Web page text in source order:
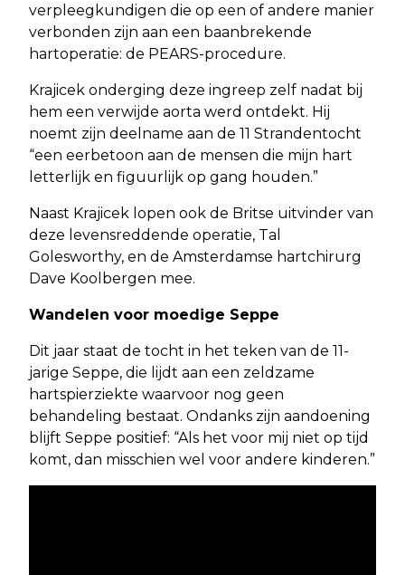
verpleegkundigen die op een of andere manier
verbonden zijn aan een baanbrekende
hartoperatie: de PEARS-procedure.
Krajicek onderging deze ingreep zelf nadat bij
hem een verwijde aorta werd ontdekt. Hij
noemt zijn deelname aan de 11 Strandentocht
“een eerbetoon aan de mensen die mijn hart
letterlijk en figuurlijk op gang houden.”
Naast Krajicek lopen ook de Britse uitvinder van
deze levensreddende operatie, Tal
Golesworthy, en de Amsterdamse hartchirurg
Dave Koolbergen mee.
Wandelen voor moedige Seppe
Dit jaar staat de tocht in het teken van de 11-
jarige Seppe, die lijdt aan een zeldzame
hartspierziekte waarvoor nog geen
behandeling bestaat. Ondanks zijn aandoening
blijft Seppe positief: “Als het voor mij niet op tijd
komt, dan misschien wel voor andere kinderen.”